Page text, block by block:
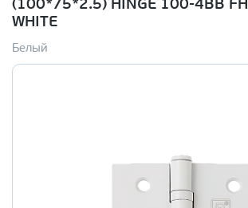
(100*75*2.5) HINGE 100-4BB FH
WHITE
Белый